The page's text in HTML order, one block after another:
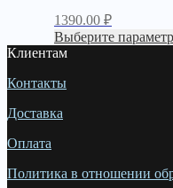
1390.00 ₽
Выберите
Клиентам
Контакты
Доставка
Оплата
Политика в отношении